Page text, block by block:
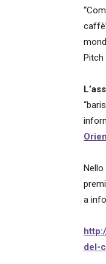
Pitch
Nello
a
del-